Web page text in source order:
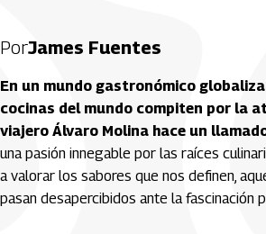
PorJames Fuentes
En un mundo gastronómico
cocinas del mundo compiten por la
viajero Álvaro Molina hace un
una pasión innegable por las raíces
a valorar los sabores que nos definen,
pasan desapercibidos ante la fascinación